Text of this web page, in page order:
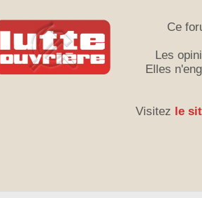
Ce
Les
Elles
Visitez le